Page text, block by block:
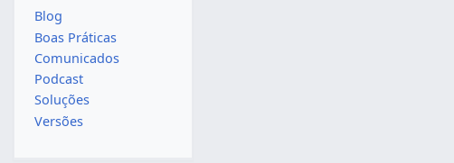
Blog
Boas Práticas
Comunicados
Podcast
Soluções
Versões